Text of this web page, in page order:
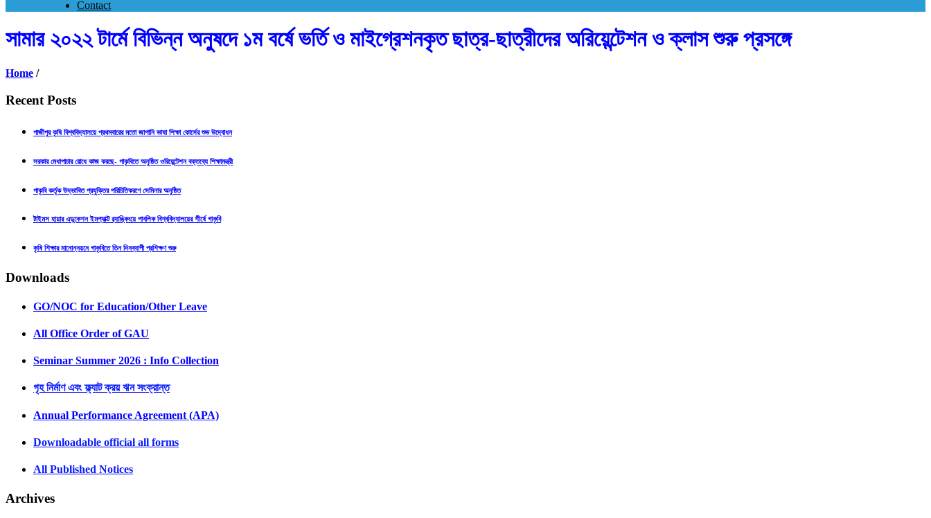
Contact
সামার ২০২২ টার্মে বিভিন্ন অনুষদে ১ম বর্ষে ভর্তি ও মাইগ্রেশনকৃত ছাত্র-ছাত্রীদের অরিয়েন্টেশন ও ক্লাস শুরু প্রসঙ্গে
Home /
Recent Posts
গাজীপুর কৃষি বিশ্ববিদ্যালয়ে প্রথমবারের মতো জাপানি ভাষা শিক্ষা কোর্সের শুভ উদ্বোধন
সরকার মেধাপাচার রোধে কাজ করছে- গাকৃবিতে অনুষ্ঠিত ওরিয়েন্টেশন বক্তব্যে শিক্ষামন্ত্রী
গাকৃবি কর্তৃক উদ্ভাবিত প্রযুক্তির পরিচিতিকরণে সেমিনার অনুষ্ঠিত
টাইমস হায়ার এডুকেশন ইমপ্যাক্ট র‍্যাঙ্কিংয়ে পাবলিক বিশ্ববিদ্যালয়ের শীর্ষে গাকৃবি
কৃষি শিক্ষার মানোন্নয়নে গাকৃবিতে তিন দিনব্যাপী প্রশিক্ষণ শুরু
Downloads
GO/NOC for Education/Other Leave
All Office Order of GAU
Seminar Summer 2026 : Info Collection
গৃহ নির্মাণ এবং ফ্ল্যাট ক্রয় ঋন সংক্রান্ত
Annual Performance Agreement (APA)
Downloadable official all forms
All Published Notices
Archives